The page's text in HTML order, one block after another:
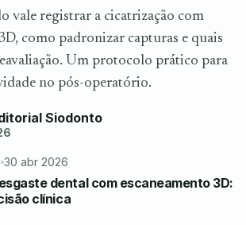
vale registrar a cicatrização com
como padronizar capturas e quais
Um protocolo prático para
no pós-operatório.
Siodonto
30 abr 2026
dental com escaneamento 3D:
clínica